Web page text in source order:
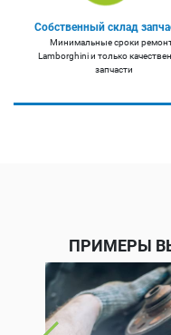
Собственный склад
Минимальные сроки
Lamborghini и только
запчасти
ПРИМЕРЫ